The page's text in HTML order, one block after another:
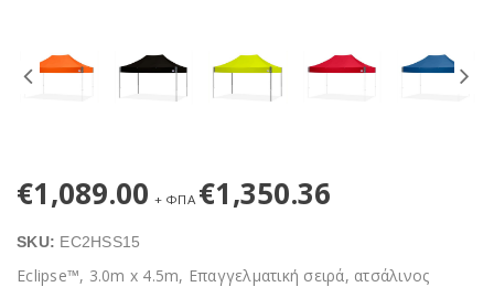
€1,089.00 + ΦΠΑ €1,350.36
SKU: EC2HSS15
Eclipse™, 3.0m x 4.5m, Επαγγελματική σειρά, ατσάλινος